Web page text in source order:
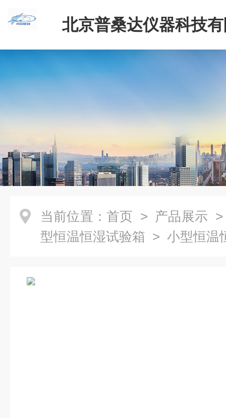
北京普桑达仪器科技
当前位置： 首页 > 产品展示
型恒温恒湿试验箱 > 小型恒温